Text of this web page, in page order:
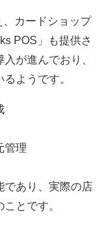
カードショップ
POS」も提供さ
が進んでおり、
ようです。
管理
であり、実際の店
とです。